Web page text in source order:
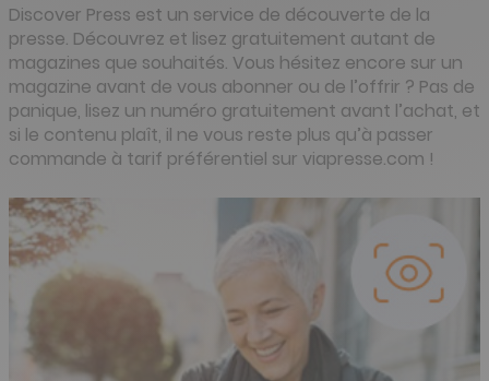
Discover Press est un service de découverte de la
presse. Découvrez et lisez gratuitement autant de
magazines que souhaités. Vous hésitez encore sur un
magazine avant de vous abonner ou de l’offrir ? Pas de
panique, lisez un numéro gratuitement avant l’achat, et
si le contenu plaît, il ne vous reste plus qu’à passer
commande à tarif préférentiel sur viapresse.com !